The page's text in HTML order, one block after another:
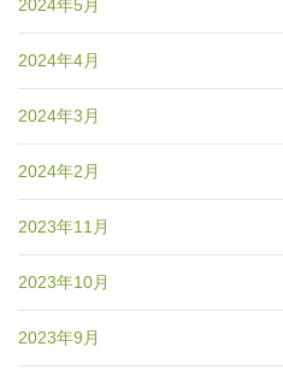
2024年5月
2024年4月
2024年3月
2024年2月
2023年11月
2023年10月
2023年9月